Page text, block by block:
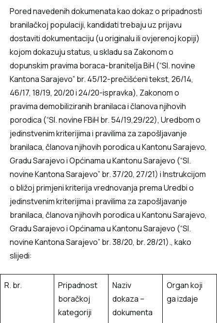
Pored navedenih dokumenata kao dokaz o pripadnosti
branilačkoj populaciji, kandidati trebaju uz prijavu
dostaviti dokumentaciju (u originalu ili ovjerenoj kopiji)
kojom dokazuju status, u skladu sa Zakonom o
dopunskim pravima boraca-branitelja BiH (“Sl. novine
Kantona Sarajevo” br. 45/12-prečišćeni tekst, 26/14,
46/17, 18/19, 20/20 i 24/20-ispravka), Zakonom o
pravima demobiliziranih branilaca i članova njihovih
porodica (“Sl. novine FBiH br. 54/19,29/22), Uredbom o
jedinstvenim kriterijima i pravilima za zapošljavanje
branilaca, članova njihovih porodica u Kantonu Sarajevo,
Gradu Sarajevo i Općinama u Kantonu Sarajevo (“Sl.
novine Kantona Sarajevo” br. 37/20, 27/21) i Instrukcijom
o bližoj primjeni kriterija vrednovanja prema Uredbi o
jedinstvenim kriterijima i pravilima za zapošljavanje
branilaca, članova njihovih porodica u Kantonu Sarajevo,
Gradu Sarajevo i Općinama u Kantonu Sarajevo (“Sl.
novine Kantona Sarajevo” br. 38/20, br. 28/21)., kako
slijedi:
R. br.
Pripadnost
boračkoj
kategoriji
Naziv
dokaza –
dokumenta
Organ koji
ga izdaje